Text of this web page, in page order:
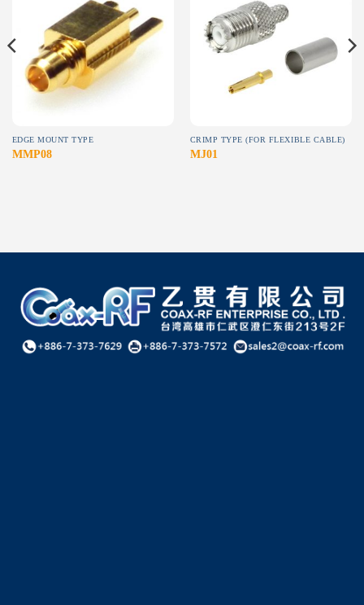
wishlist
EDGE MOUNT TYPE
MMP08
CRIMP TYPE (FOR FLEXIBLE CABLE)
MJ01